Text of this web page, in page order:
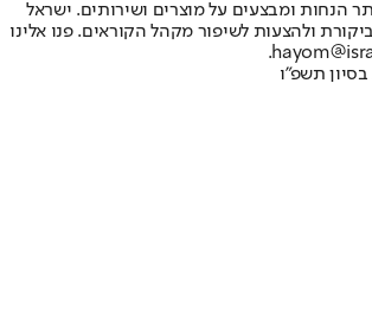
הנחות ומבצעים על מוצרים ושירותים. ישראל
ולהצעות לשיפור מקהל הקוראים. פנו אלינו
תשפ"ו